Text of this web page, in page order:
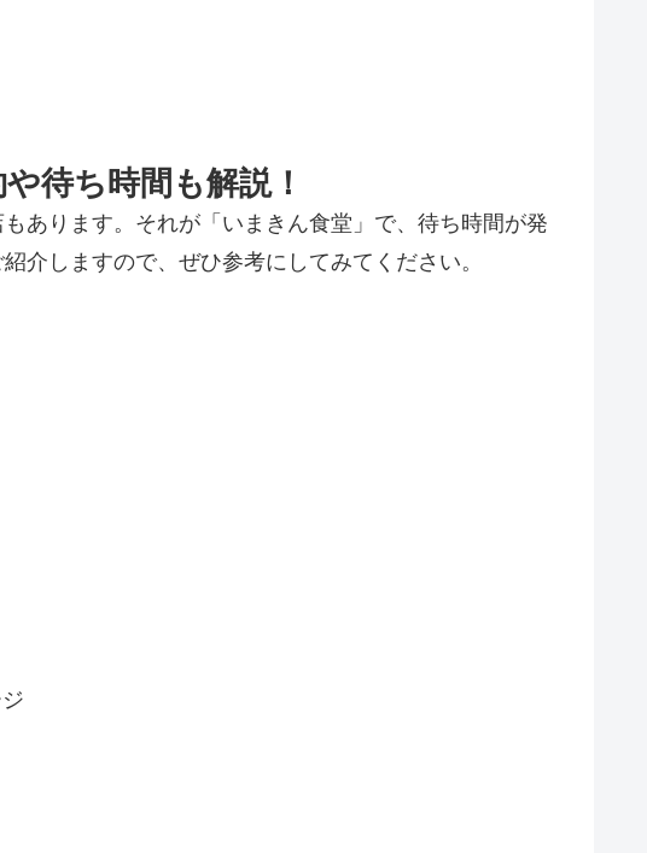
待ち時間も解説！
あります。それが「いまきん食堂」で、待ち時間が発
介しますので、ぜひ参考にしてみてください。